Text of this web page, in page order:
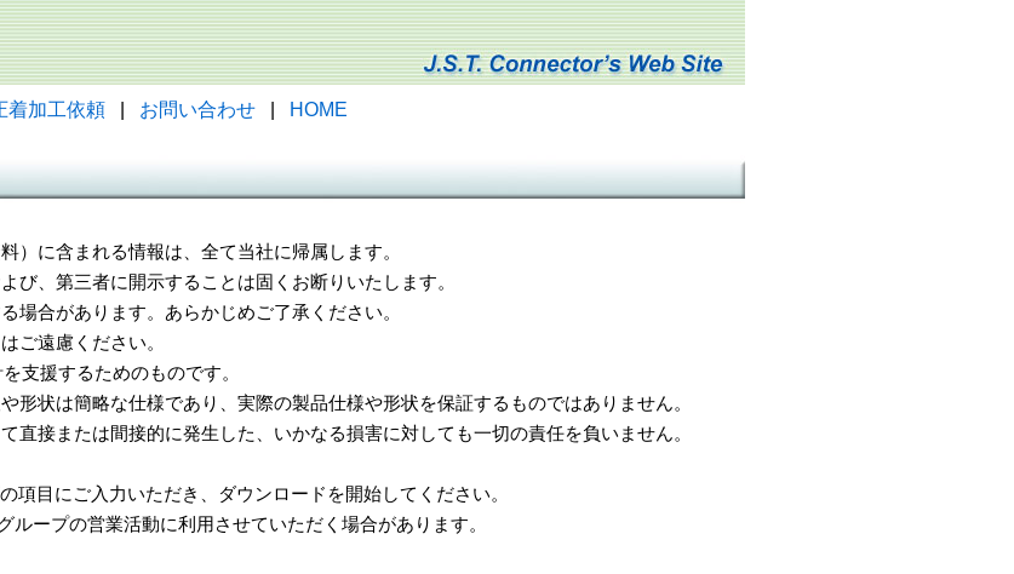
着加工依頼 お問い合わせ HOME
）に含まれる情報は、全て当社に帰属します。
び、第三者に開示することは固くお断りいたします。
場合があります。あらかじめご了承ください。
ご遠慮ください。
支援するためのものです。
状は簡略な仕様であり、実際の製品仕様や形状を保証するものではありません。
接または間接的に発生した、いかなる損害に対しても一切の責任を負いません。
項目にご入力いただき、ダウンロードを開始してください。
ループの営業活動に利用させていただく場合があります。